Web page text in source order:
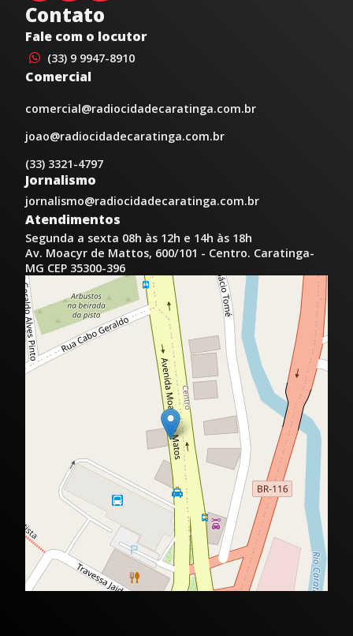
Contato
Fale com o locutor
(33) 9 9947-8910
Comercial
comercial@radiocidadecaratinga.com.br
joao@radiocidadecaratinga.com.br
(33) 3321-4797
Jornalismo
jornalismo@radiocidadecaratinga.com.br
Atendimentos
Segunda a sexta 08h às 12h e 14h às 18h
Av. Moacyr de Mattos, 600/101 - Centro. Caratinga-
MG CEP 35300-396